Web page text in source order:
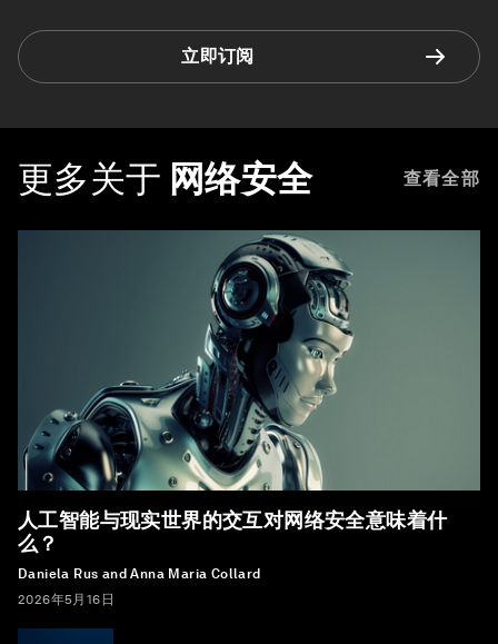
立即订阅
更多关于 网络安全 查看全部
人工智能与现实世界的交互对网络安全意味着什
么？
Daniela Rus and Anna Maria Collard
2026年5月16日